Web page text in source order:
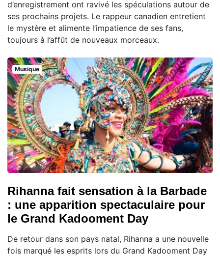
d’enregistrement ont ravivé les spéculations autour de
ses prochains projets. Le rappeur canadien entretient
le mystère et alimente l’impatience de ses fans,
toujours à l’affût de nouveaux morceaux.
Musique
Rihanna fait sensation à la Barbade
: une apparition spectaculaire pour
le Grand Kadooment Day
De retour dans son pays natal, Rihanna a une nouvelle
fois marqué les esprits lors du Grand Kadooment Day